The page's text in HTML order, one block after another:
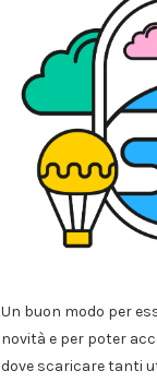
Un buon modo per
novità e per poter
dove scaricare tanti